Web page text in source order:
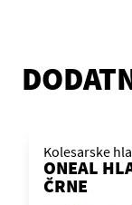
Kolesarske
ONEAL
ČRNE